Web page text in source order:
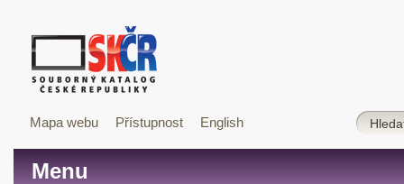
Mapa webu Přístupnost English
Menu